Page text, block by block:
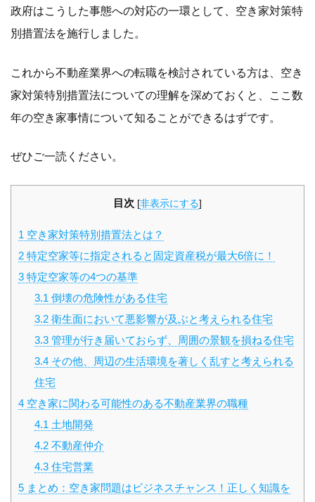
政府はこうした事態への対応の一環として、空き家対策特
別措置法を施行しました。
これから不動産業界への転職を検討されている方は、空き
家対策特別措置法についての理解を深めておくと、ここ数
年の空き家事情について知ることができるはずです。
ぜひご一読ください。
目次 [非表示にする]
1 空き家対策特別措置法とは？
2 特定空家等に指定されると固定資産税が最大6倍に！
3 特定空家等の4つの基準
3.1倒壊の危険性がある住宅
3.2衛生面において悪影響が及ぶと考えられる住宅
3.3管理が行き届いておらず、周囲の景観を損ねる住宅
3.4その他、周辺の生活環境を著しく乱すと考えられる
住宅
4 空き家に関わる可能性のある不動産業界の職種
4.1土地開発
4.2不動産仲介
4.3住宅営業
5 まとめ：空き家問題はビジネスチャンス！正しく知識を